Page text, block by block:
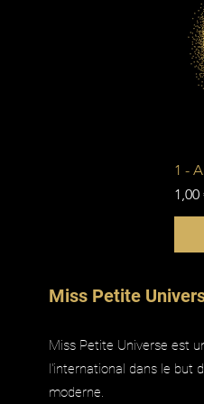
1 -
Prix
1,00
Miss Petite
Miss Petite Universe est
l'international dans le but
moderne.